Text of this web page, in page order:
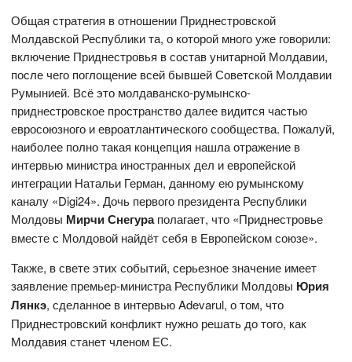
Общая стратегия в отношении Приднестровской
Молдавской Республики та, о которой много уже говорили:
включение Приднестровья в состав унитарной Молдавии,
после чего поглощение всей бывшей Советской Молдавии
Румынией. Всё это молдаванско-румынско-
приднестровское пространство далее видится частью
евросоюзного и евроатлантического сообщества. Пожалуй,
наиболее полно такая концепция нашла отражение в
интервью министра иностранных дел и европейской
интеграции Натальи Герман, данному ею румынскому
каналу «Digi24». Дочь первого президента Республики
Молдовы Мирчи Снегураполагает, что «Приднестровье
вместе с Молдовой найдёт себя в Европейском союзе».
Также, в свете этих событий, серьезное значение имеет
заявление премьер-министра Республики Молдовы Юрия
Лянкэ, сделанное в интервью Adevarul, о том, что
Приднестровский конфликт нужно решать до того, как
Молдавия станет членом ЕС.